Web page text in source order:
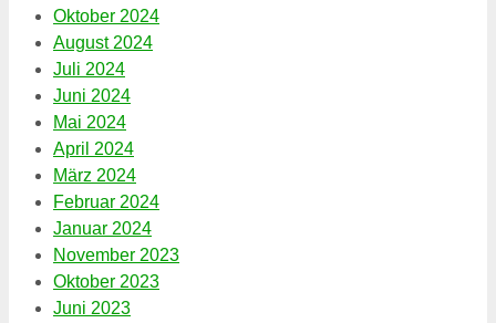
Oktober 2024
August 2024
Juli 2024
Juni 2024
Mai 2024
April 2024
März 2024
Februar 2024
Januar 2024
November 2023
Oktober 2023
Juni 2023